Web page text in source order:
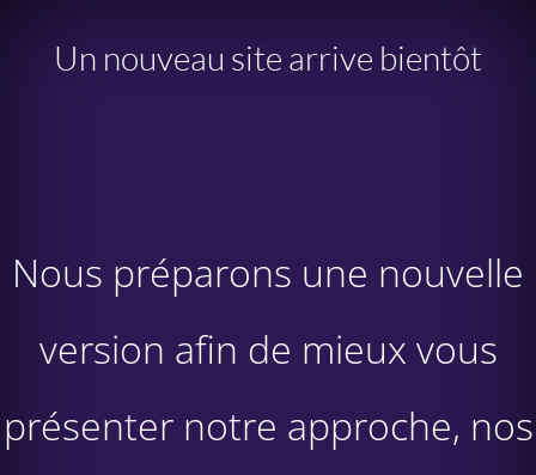
Un nouveau site arrive bientôt
Nous préparons une nouvelle
version afin de mieux vous
présenter notre approche, nos